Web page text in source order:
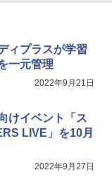
PUBLISHING) ロジ
具 おもちゃ 4歳以
キパン シールBO
発送） (TJMOOK)
ビネット
ィプラスが学習
一元管理
2022年9月21日
けイベント「ス
LIVE」を10月
2022年9月27日